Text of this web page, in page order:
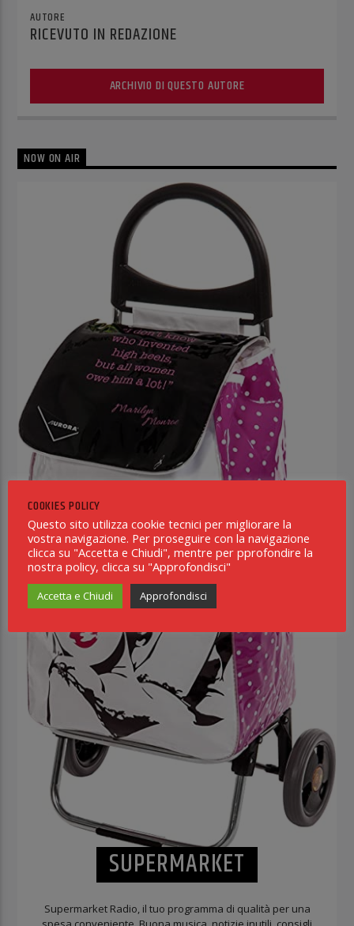
AUTORE
RICEVUTO IN REDAZIONE
ARCHIVIO DI QUESTO AUTORE
NOW ON AIR
SUPERMARKET
Supermarket Radio, il tuo programma di qualità per una
COOKIES POLICY
Questo sito utilizza cookie tecnici per migliorare la
vostra navigazione. Per proseguire con la navigazione
clicca su "Accetta e Chiudi", mentre per pprofondire la
nostra policy, clicca su "Approfondisci"
Accetta e Chiudi Approfondisci